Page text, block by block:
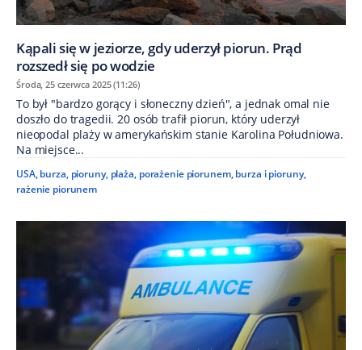
Kąpali się w jeziorze, gdy uderzył piorun. Prąd
rozszedł się po wodzie
Środa, 25 czerwca 2025 (11:26)
To był "bardzo gorący i słoneczny dzień", a jednak omal nie
doszło do tragedii. 20 osób trafił piorun, który uderzył
nieopodal plaży w amerykańskim stanie Karolina Południowa.
Na miejsce...
USA, burza, pioruny, plaża, porażenie piorunem, burza i pioruny,
rażenie piorunem